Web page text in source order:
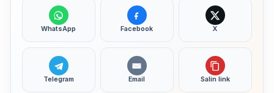
WhatsApp Facebook X
Telegram Email Salin link